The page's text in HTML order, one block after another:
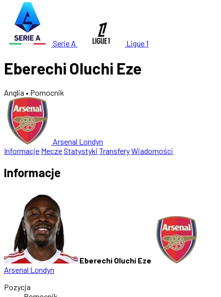
Serie A Ligue 1
Eberechi Oluchi Eze
Anglia • Pomocnik
Arsenal Londyn
Informacje MeczeStatystyki TransferyWiadomości
Informacje
Eberechi Oluchi Eze
Arsenal Londyn
Pozycja